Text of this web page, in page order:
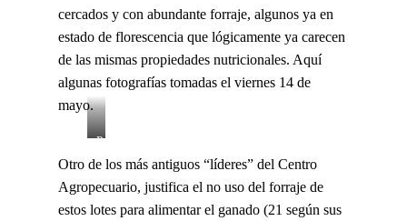
cercados y con abundante forraje, algunos ya en
estado de florescencia que lógicamente ya carecen
de las mismas propiedades nutricionales. Aquí
algunas fotografías tomadas el viernes 14 de
mayo.
Potreros
Granja
SENA
Cauca
Otro de los más antiguos “líderes” del Centro
Agropecuario, justifica el no uso del forraje de
estos lotes para alimentar el ganado (21 según sus